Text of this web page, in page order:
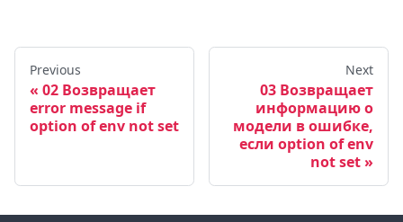
Previous
02 Возвращает
error message if
option of env not set
Next
03 Возвращает
информацию о
модели в ошибке,
если option of env
not set